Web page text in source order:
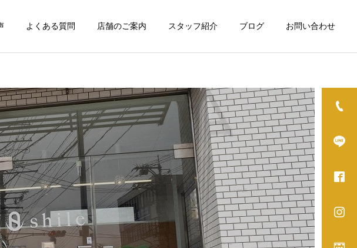
よくある質問 店舗のご案内 スタッフ紹介 ブログ お問い合わせ
詳細を見る
ファスティング ホワイトニング
スキンケア
だけでいいと思って
メンズこそクレンジ
ビュー！」
カット
秋に備える残暑ケア！頭皮
から始める爽やか変身
カット
年末までに爽やかアップデ
ート！変身プロジェクト